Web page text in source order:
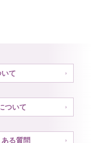
て
ついて
る質問